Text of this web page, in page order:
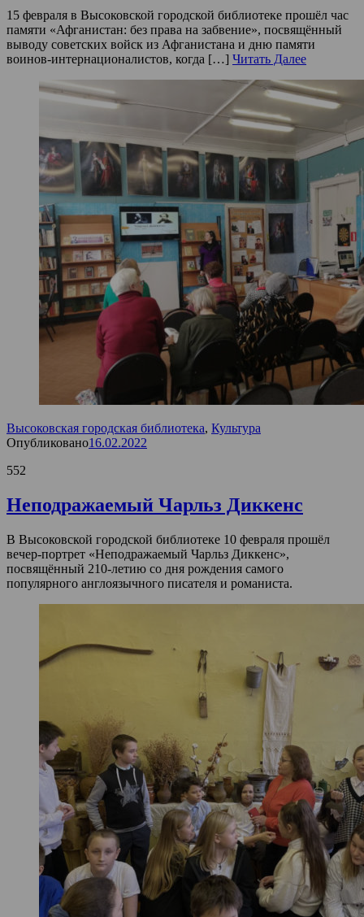
15 февраля в Высоковской городской библиотеке прошёл час
памяти «Афганистан: без права на забвение», посвящённый
выводу советских войск из Афганистана и дню памяти
воинов-интернационалистов, когда […] Читать Далее
Высоковская городская библиотека, Культура
Опубликовано16.02.2022
552
Неподражаемый Чарльз Диккенс
В Высоковской городской библиотеке 10 февраля прошёл
вечер-портрет «Неподражаемый Чарльз Диккенс»,
посвящённый 210-летию со дня рождения самого
популярного англоязычного писателя и романиста.